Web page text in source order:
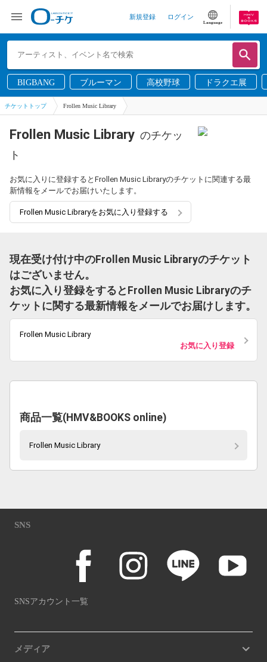
新規登録 ログイン
Language
BIGBANG ブルーマン 高校野球 ドラクエ展
チケットトップ Frollen Music Library
Frollen Music Library のチケッ
ト
お気に入りに登録するとFrollen Music Libraryのチケットに関連する最
新情報をメールでお届けいたします。
Frollen Music Libraryをお気に入り登録する
現在受け付け中のFrollen Music Libraryのチケット
はございません。
お気に入り登録をするとFrollen Music Libraryのチ
ケットに関する最新情報をメールでお届けします。
Frollen Music Library
お気に入り登録
商品一覧(HMV&BOOKS online)
Frollen Music Library
SNS
SNSアカウント一覧
メディア